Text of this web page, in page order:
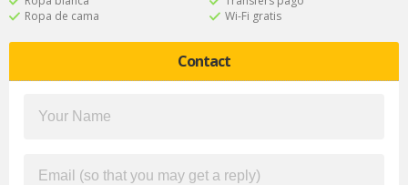
Ropa de cama
Wi-Fi gratis
Contact